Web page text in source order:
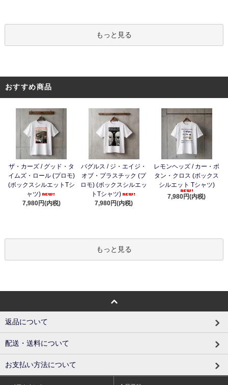
もっと見る
おすすめ商品
ザ・カーズ / グッド・タ
イムズ・ロール (プロモ)
(ボックスシルエットTシ
ャツ)
7,980円(内税)
バグルス / ジ・エイジ・
オブ・プラスチック (プ
ロモ) (ボックスシルエッ
トTシャツ)
7,980円(内税)
レモンヘッズ / カー・ボ
タン・クロス (ボックス
シルエット Tシャツ)
7,980円(内税)
もっと見る
返品について
配送・送料について
お支払い方法について